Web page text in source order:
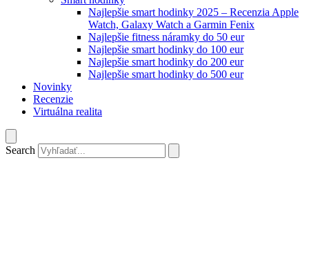
Najlepšie smart hodinky 2025 – Recenzia Apple
Watch, Galaxy Watch a Garmin Fenix
Najlepšie fitness náramky do 50 eur
Najlepšie smart hodinky do 100 eur
Najlepšie smart hodinky do 200 eur
Najlepšie smart hodinky do 500 eur
Novinky
Recenzie
Virtuálna realita
Search